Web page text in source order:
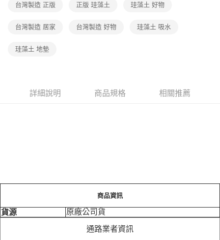
台灣製造 正版 正版 珪藻土 珪藻土 好物
台灣製造 居家 台灣製造 好物 珪藻土 吸水
珪藻土 地墊
詳細說明 商品規格 相關推薦
商品資訊
貨源 原廠公司貨
通路業者資訊